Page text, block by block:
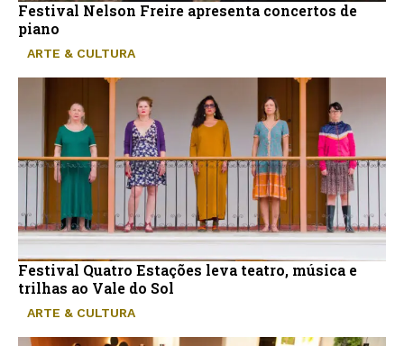
Festival Nelson Freire apresenta concertos de
piano
ARTE & CULTURA
Festival Quatro Estações leva teatro, música e
trilhas ao Vale do Sol
ARTE & CULTURA